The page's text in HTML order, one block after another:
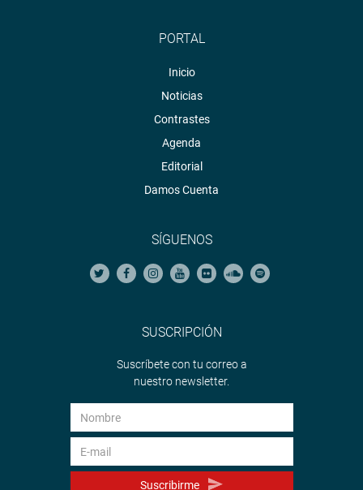
PORTAL
Inicio
Noticias
Contrastes
Agenda
Editorial
Damos Cuenta
SÍGUENOS
SUSCRIPCIÓN
Suscríbete con tu correo a
nuestro newsletter.
Suscribirme